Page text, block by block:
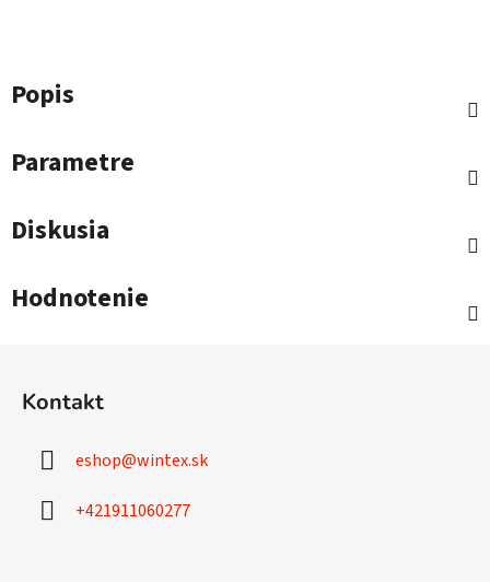
Popis
Parametre
Diskusia
Hodnotenie
Kontakt
eshop@wintex.sk
+421911060277